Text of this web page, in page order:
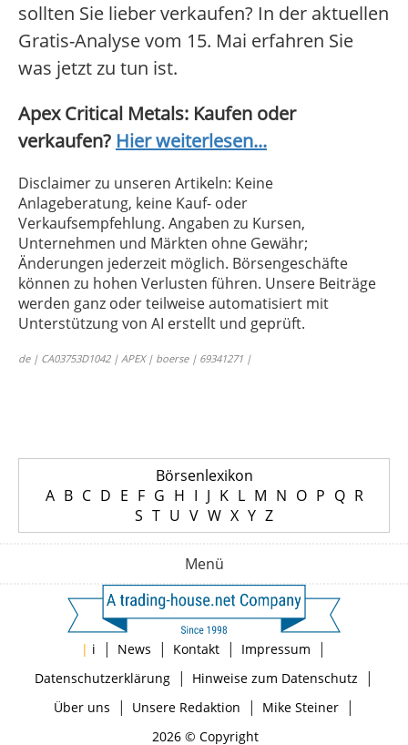
sollten Sie lieber verkaufen? In der aktuellen
Gratis-Analyse vom 15. Mai erfahren Sie
was jetzt zu tun ist.
Apex Critical Metals: Kaufen oder
verkaufen? Hier weiterlesen...
Disclaimer zu unseren Artikeln: Keine
Anlageberatung, keine Kauf- oder
Verkaufsempfehlung. Angaben zu Kursen,
Unternehmen und Märkten ohne Gewähr;
Änderungen jederzeit möglich. Börsengeschäfte
können zu hohen Verlusten führen. Unsere Beiträge
werden ganz oder teilweise automatisiert mit
Unterstützung von AI erstellt und geprüft.
de | CA03753D1042 | APEX | boerse | 69341271 |
Börsenlexikon
A B C D E F G H I J K L M N O P Q R
S T U V W X Y Z
Menü
| i | News | Kontakt | Impressum |
Datenschutzerklärung| Hinweise zum Datenschutz |
Über uns | Unsere Redaktion | Mike Steiner|
2026 © Copyright